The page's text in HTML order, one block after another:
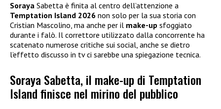
Soraya Sabetta è finita al centro dell’attenzione a
Temptation Island 2026 non solo per la sua storia con
Cristian Mascolino, ma anche per il make-up sfoggiato
durante i falò. Il correttore utilizzato dalla concorrente ha
scatenato numerose critiche sui social, anche se dietro
l’effetto discusso in tv ci sarebbe una spiegazione tecnica.
Soraya Sabetta, il make-up di Temptation
Island finisce nel mirino del pubblico